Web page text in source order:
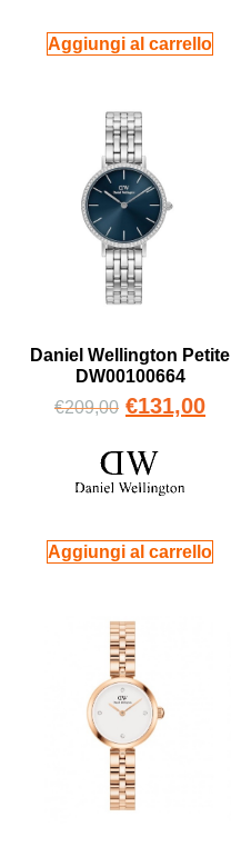
Aggiungi al carrello
Daniel Wellington Petite
DW00100664
€209,00 €131,00
Aggiungi al carrello